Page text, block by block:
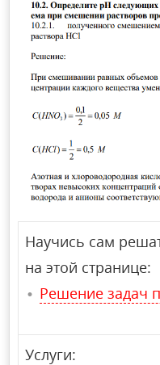
Научись сам
на этой странице:
Решение задач
Услуги: